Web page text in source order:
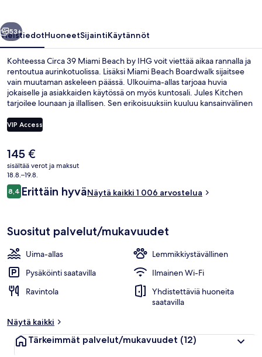
Seuraava
53+
YleistiedotHuoneetSijaintiKäytännöt
Kohteessa Circa 39 Miami Beach by IHG voit viettää aikaa rannalla ja
rentoutua aurinkotuolissa. Lisäksi Miami Beach Boardwalk sijaitsee
vain muutaman askeleen päässä. Ulkouima-allas tarjoaa huvia
jokaiselle ja asiakkaiden käytössä on myös kuntosali. Jules Kitchen
tarjoilee lounaan ja illallisen. Sen erikoisuuksiin kuuluu kansainvälinen
tyylisen hotellin palveluihin kuuluu terassi ja puutarha. Matkailijat
arvostavat suuresti majoituspaikan uima-allasta ja avuliasta
VIP Access
Nykyinen
hinta
on
145 €
145 €
sisältää verot ja maksut
18.8.–19.8.
Arvostelut
8,48,4 kautta 10.
Erittäin hyväNäytä kaikki 1 006 arvostelua
Suositut palvelut/mukavuudet
Uima-allas
Lemmikkiystävällinen
Pysäköinti saatavilla
Ilmainen Wi-Fi
Ravintola
Yhdistettäviä huoneita
saatavilla
Näytä kaikki
Tärkeimmät palvelut/mukavuudet (12)